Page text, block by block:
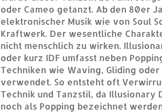
oder Cameo getanzt. Ab den 80er
elektronischer Musik wie von Soul
Kraftwerk. Der wesentliche
nicht menschlich zu wirken.
oder kurz IDF umfasst neben
Techniken wie Waving, Gliding
verwendet. So entsteht oft
Technik und Tanzstil, da Illusionary
noch als Popping bezeichnet